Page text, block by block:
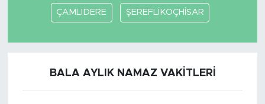
ÇAMLIDERE ŞEREFLİKOÇHİSAR
BALA AYLIK NAMAZ VAKITLERI